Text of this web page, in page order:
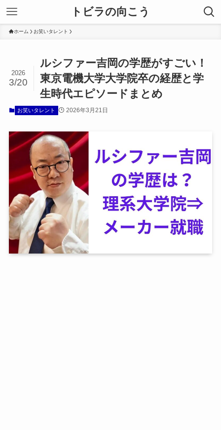
トビラの向こう
ホーム お笑いタレント
ルシファー吉岡の学歴がすごい！
東京電機大学大学院卒の経歴と学
生時代エピソードまとめ
2026
3/20
お笑いタレント 2026年3月21日